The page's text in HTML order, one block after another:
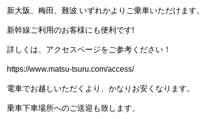
新大阪、梅田、難波 いずれかよりご乗車いただけます。
新幹線ご利用のお客様にも便利です!
詳しくは、アクセスページをご参考ください！
https://www.matsu-tsuru.com/access/
電車でお越しいただくより、かなりお安くなります。
乗車下車場所へのご送迎も致します。